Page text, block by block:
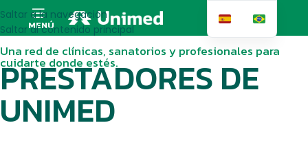
Saltar a la navegación
Saltar al contenido principal
MENÚ
Una red de clínicas, sanatorios y profesionales para
cuidarte donde estés.
PRESTADORES DE
UNIMED